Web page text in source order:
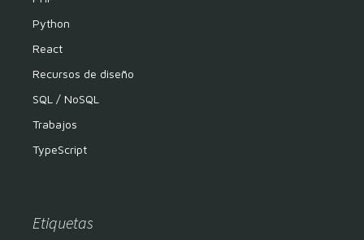
Python
React
Recursos de diseño
SQL / NoSQL
Trabajos
TypeScript
Etiquetas